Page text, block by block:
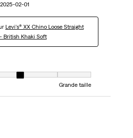
2025-02-01
Levi's® XX Chino Loose Straight
British Khaki Soft
Grande taille